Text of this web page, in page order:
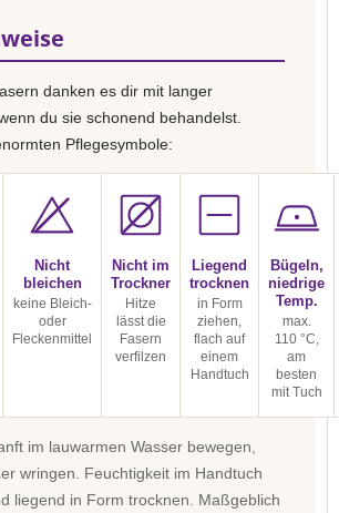
danken es dir mit langer
du sie schonend behandelst.
Pflegesymbole:
Nicht
bleichen
keine Bleich-
oder
Fleckenmittel
Nicht im
Trockner
Hitze
lässt die
Fasern
verfilzen
Liegend
trocknen
in Form
ziehen,
flach auf
einem
Handtuch
Bügeln,
niedrige
Temp.
max.
110 °C,
am
besten
mit Tuch
im lauwarmen Wasser bewegen,
wringen. Feuchtigkeit im Handtuch
liegend in Form trocknen. Maßgeblich